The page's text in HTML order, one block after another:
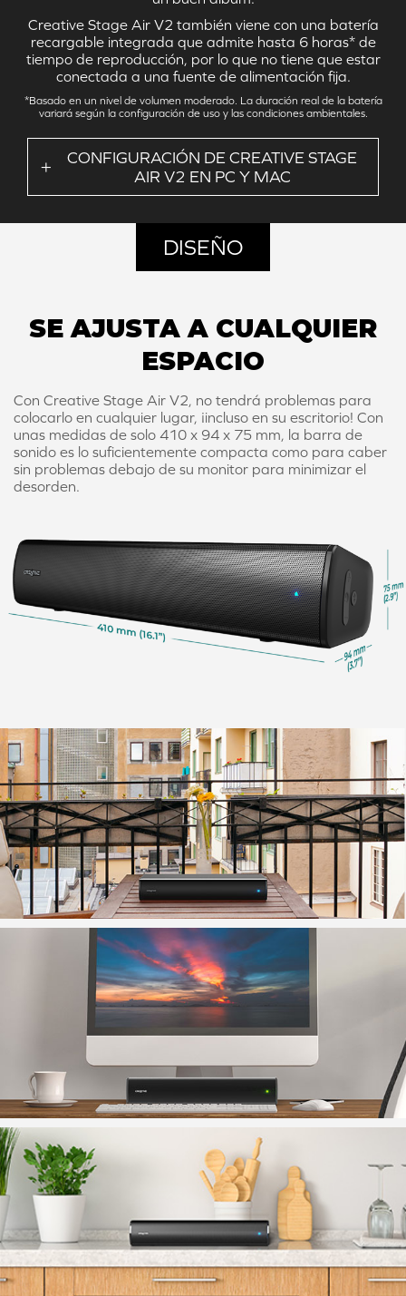
Creative Stage Air V2 también viene con una batería
recargable integrada que admite hasta 6 horas* de
tiempo de reproducción, por lo que no tiene que estar
conectada a una fuente de alimentación fija.
*Basado en un nivel de volumen moderado. La duración real de la batería
variará según la configuración de uso y las condiciones ambientales.
CONFIGURACIÓN DE CREATIVE STAGE
AIR V2 EN PC Y MAC
Para los usuarios de PC, la barra de sonido se
detectará automáticamente cuando conecte el
cable USB.
Si tiene varios dispositivos de audio conectados a su
PC, también puede seleccionar manualmente
audio. Haga clic en el menú Apple > Preferencias del
Sistema, haga clic en Sonido, luego haga clic en
Salida para seleccionar 'Stage Air V2'.
DISEÑO
SE AJUSTA A CUALQUIER
ESPACIO
Con Creative Stage Air V2, no tendrá problemas para
colocarlo en cualquier lugar, ¡incluso en su escritorio! Con
unas medidas de solo 410 x 94 x 75 mm, la barra de
sonido es lo suficientemente compacta como para caber
sin problemas debajo de su monitor para minimizar el
desorden.